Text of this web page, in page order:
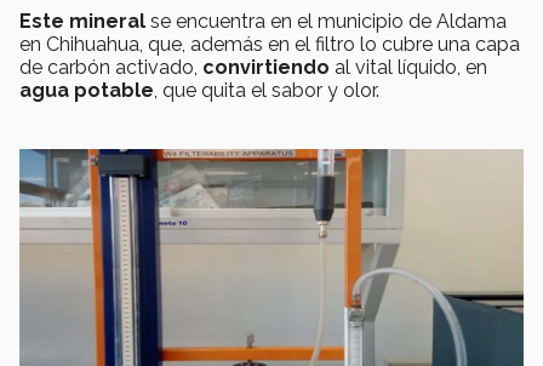
Este mineral se encuentra en el municipio de Aldama
en Chihuahua, que, además en el filtro lo cubre una capa
de carbón activado, convirtiendo al vital líquido, en
agua potable, que quita el sabor y olor.